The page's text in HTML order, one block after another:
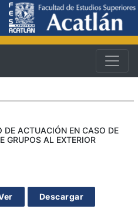
DE ACTUACIÓN EN CASO DE
GRUPOS AL EXTERIOR
Descargar